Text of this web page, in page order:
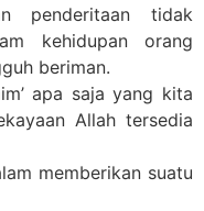
penderitaan tidak
kehidupan orang
beriman.
apa saja yang kita
Allah tersedia
memberikan suatu